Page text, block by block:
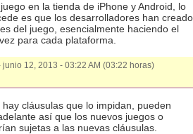
en la tienda de iPhone y Android, lo
es que los desarrolladores han creado
del juego, esencialmente haciendo el
para cada plataforma.
junio 12, 2013 - 03:22 AM (03:22 horas)
cláusulas que lo impidan, pueden
así que los nuevos juegos o
sujetas a las nuevas cláusulas.